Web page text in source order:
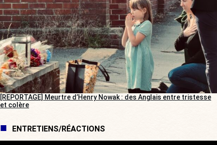
[REPORTAGE] Meurtre d’Henry Nowak : des Anglais entre tristesse
et colère
ENTRETIENS/RÉACTIONS